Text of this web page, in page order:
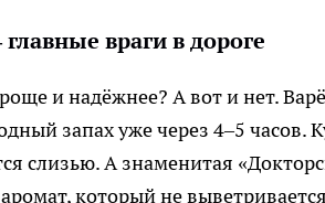
враги в дороге
и надёжнее? А вот и нет.
запах уже через 4–5 часов.
слизью. А знаменитая
который не